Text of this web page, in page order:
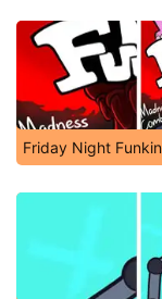
Friday Night